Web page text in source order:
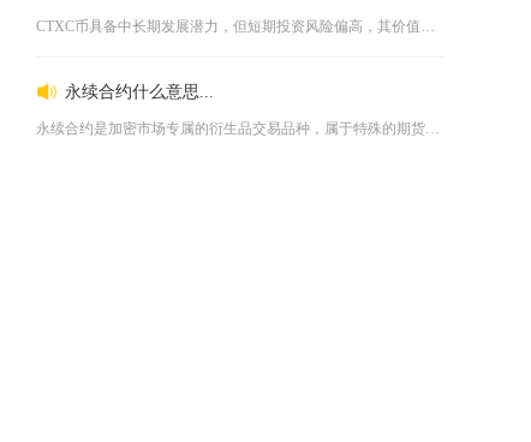
CTXC币具备中长期发展潜力，但短期投资风险偏高，其价值上限...
永续合约什么意思...
永续合约是加密市场专属的衍生品交易品种，属于特殊的期货产品，...